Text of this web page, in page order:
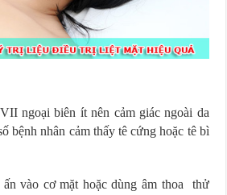
ngoại biên ít nên cảm giác ngoài da
bệnh nhân cảm thấy tê cứng hoặc tê bì
vào cơ mặt hoặc dùng âm thoa thử